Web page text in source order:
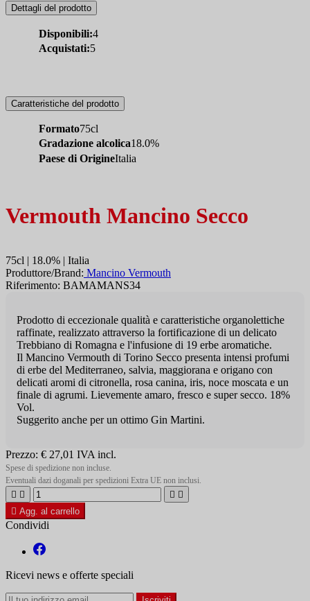
Dettagli del prodotto
Disponibili:4
Acquistati:5
Caratteristiche del prodotto
Formato75cl
Gradazione alcolica18.0%
Paese di OrigineItalia
Vermouth Mancino Secco
75cl | 18.0% | Italia
Produttore/Brand: Mancino Vermouth
Riferimento: BAMAMANS34
Prodotto di eccezionale qualità e caratteristiche organolettiche
raffinate, realizzato attraverso la fortificazione di un delicato
Trebbiano di Romagna e l'infusione di 19 erbe aromatiche.
Il Mancino Vermouth di Torino Secco presenta intensi profumi
di erbe del Mediterraneo, salvia, maggiorana e origano con
delicati aromi di citronella, rosa canina, iris, noce moscata e un
finale di agrumi. Lievemente amaro, fresco e super secco. 18%
Vol.
Suggerito anche per un ottimo Gin Martini.
Prezzo: € 27,01 IVA incl.
Spese di spedizione non incluse.
Eventuali dazi doganali per spedizioni Extra UE non inclusi.
   
 Agg. al carrello
Condividi
Ricevi news e offerte speciali